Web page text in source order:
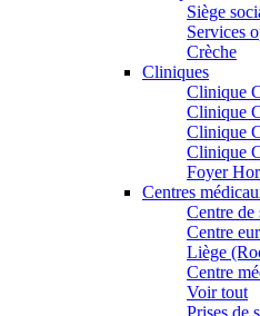
Siège
Services
Crèche
Cliniques
Clinique
Clinique
Clinique
Clinique
Foyer
Centres
Centre de
Centre
Liège
Centre
Voir tout
Prises de